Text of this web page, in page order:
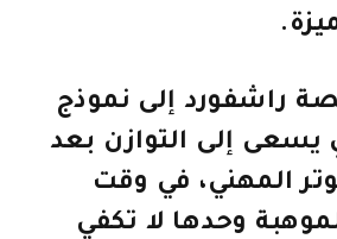
راشفورد إلى نموذج
يسعى إلى التوازن بعد
المهني، في وقت
وحدها لا تكفي